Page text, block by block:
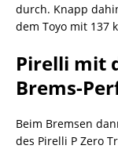
durch. Knapp
dem Toyo mit 137
Pirelli mit
Brems-
Beim Bremsen
des Pirelli P Zero